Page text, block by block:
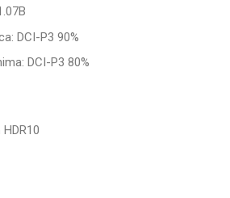
DCI-P3 90%
DCI-P3 80%